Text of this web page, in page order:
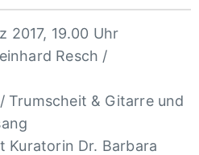
2017, 19.00 Uhr
Resch /
Trumscheit & Gitarre und
Kuratorin Dr. Barbara